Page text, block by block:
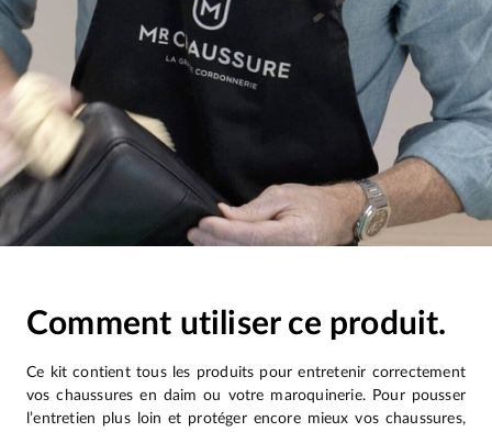
Comment utiliser ce produit.
Ce kit contient tous les produits pour entretenir correctement
vos chaussures en daim ou votre maroquinerie. Pour pousser
l’entretien plus loin et protéger encore mieux vos chaussures,